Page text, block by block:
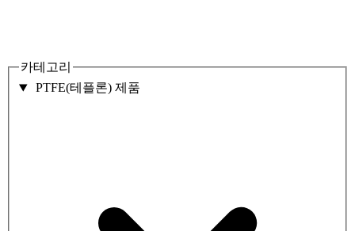
카테고리
PTFE(테플론) 제품